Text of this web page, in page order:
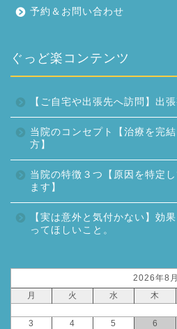
予約＆お問い合わせ
ぐっど楽コンテンツ
【ご自宅や出張先へ訪問】出
当院のコンセプト【治療を完
方】
当院の特徴３つ【原因を特定
ます】
【実は意外と気付かない】効
ってほしいこと。
2026年8月
月
火 水 木
3
4 5 6